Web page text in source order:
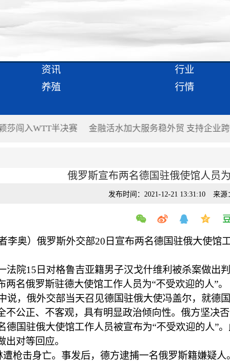
资讯 行业
养殖 行情
金融活水加大服务稳外贸 支持企业跨境结算 推进内
俄罗斯宣布两名德国驻俄使馆人员
发布时间：2021-12-21 13:31:10 来源
李奥）俄罗斯外交部20日宣布两名德国驻俄大使馆
法院15日对格鲁吉亚籍男子汉戈什维利被杀案做出
名俄罗斯驻德大使馆工作人员为“不受欢迎的人”。
说，俄外交部当天召见德国驻俄大使冯盖尔，就德
公正、不客观，具有明显政治倾向性。俄方坚决
德国驻俄大使馆工作人员被宣布为“不受欢迎的人”
对等回应。
枪击身亡。事发后，德方逮捕一名俄罗斯籍嫌疑